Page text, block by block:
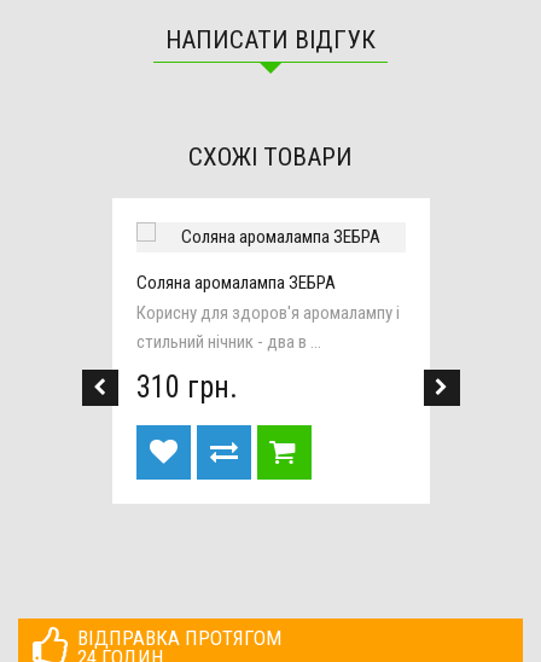
НАПИСАТИ ВІДГУК
СХОЖІ ТОВАРИ
Соляна аромалампа ЗЕБРА
Корисну для здоров'я аромалампу і
стильний нічник - два в ...
310 грн.
ВІДПРАВКА ПРОТЯГОМ
24 ГОДИН